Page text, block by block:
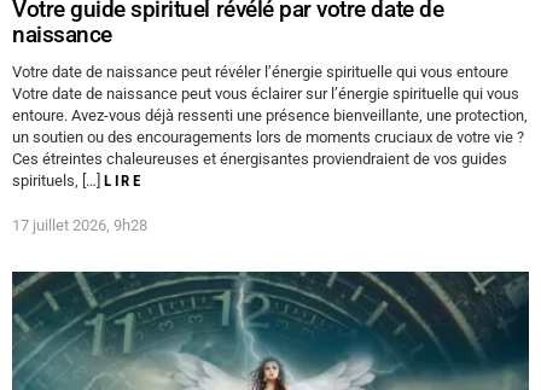
Votre guide spirituel révélé par votre date de
naissance
Votre date de naissance peut révéler l’énergie spirituelle qui vous entoure
Votre date de naissance peut vous éclairer sur l’énergie spirituelle qui vous
entoure. Avez-vous déjà ressenti une présence bienveillante, une protection,
un soutien ou des encouragements lors de moments cruciaux de votre vie ?
Ces étreintes chaleureuses et énergisantes proviendraient de vos guides
spirituels, […] LIRE
17 juillet 2026, 9h28